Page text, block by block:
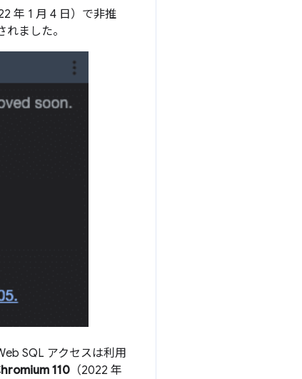
年 1 月 4 日）で非推
ました。
SQL アクセスは利用
110 （2022 年